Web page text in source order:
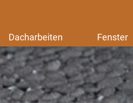
Dacharbeiten Fenster